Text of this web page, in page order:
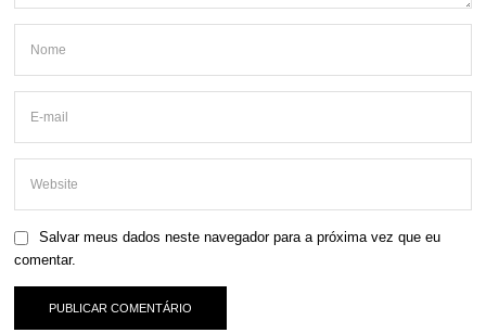
Salvar meus dados neste navegador para a próxima vez que eu
comentar.